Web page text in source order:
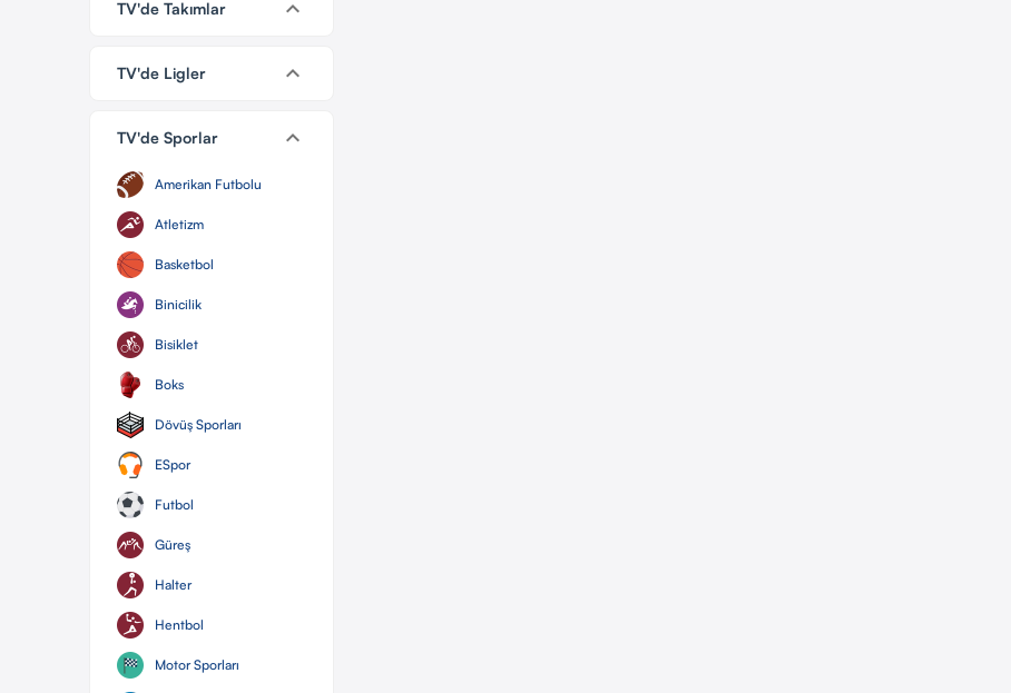
TV'de Takımlar keyboard_arrow_down
TV'de Ligler keyboard_arrow_down
TV'de Sporlar keyboard_arrow_down
Amerikan Futbolu
Atletizm
Basketbol
Binicilik
Bisiklet
Boks
Dövüş Sporları
ESpor
Futbol
Güreş
Halter
Hentbol
Motor Sporları